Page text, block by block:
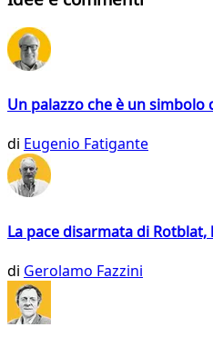
Un palazzo che è un
di Eugenio Fatigante
La pace disarmata di
di Gerolamo Fazzini